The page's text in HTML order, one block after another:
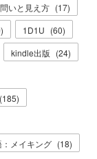
いと見え方 (17)
) 1D1U (60)
kindle出版 (24)
(185)
メイキング (18)